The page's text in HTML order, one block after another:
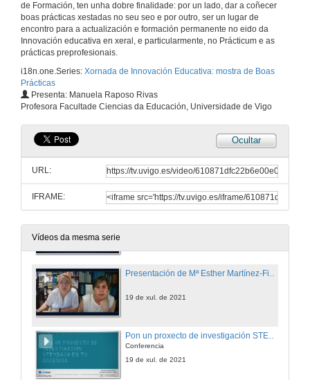
de Formación, ten unha dobre finalidade: por un lado, dar a coñecer
boas prácticas xestadas no seu seo e por outro, ser un lugar de
encontro para a actualización e formación permanente no eido da
Innovación educativa en xeral, e particularmente, no Prácticum e as
prácticas preprofesionais.
i18n.one.Series: Xornada de Innovación Educativa: mostra de Boas
Prácticas
Presenta: Manuela Raposo Rivas
Profesora Facultade Ciencias da Educación, Universidade de Vigo
Ocultar
URL:
IFRAME:
Vídeos da mesma serie
19 de xul. de 2021
Toolkit Green S.E.E.D.S para a formación e colaboración de escolas rurais
Conferencia
19 de xul. de 2021
Quenda de preguntas. Toolkit Green S.E.E.D.S para a formación e colaboración de escolas rurais
Presentación de Mª Esther Martínez-Figueira
19 de xul. de 2021
Conferencia
19 de xul. de 2021